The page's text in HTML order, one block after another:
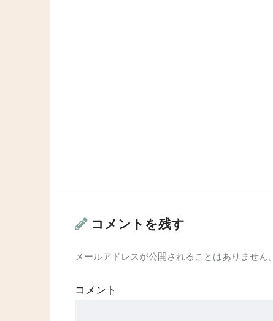
コメントを残す
メールアドレスが公開されることはありません。
コメント